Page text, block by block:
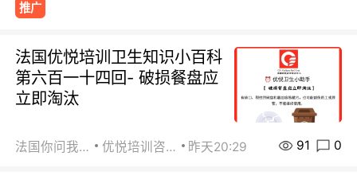
推广
法国优悦培训卫生知识小百科
第六百一十四回- 破损餐盘应
立即淘汰
法国你问我答 优悦培训咨询 昨天20:29 91 0